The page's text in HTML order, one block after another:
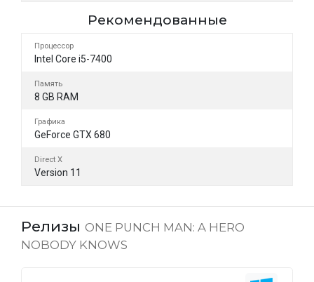
Рекомендованные
Процессор
Intel Core i5-7400
Память
8 GB RAM
Графика
GeForce GTX 680
Direct X
Version 11
Релизы ONE PUNCH MAN: A HERO
NOBODY KNOWS